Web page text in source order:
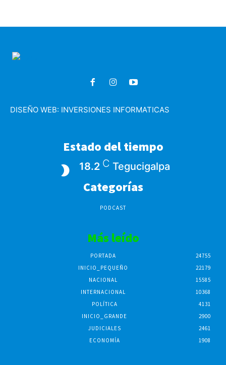
DISEÑO WEB: INVERSIONES INFORMATICAS
Estado del tiempo
18.2 C Tegucigalpa
Categorías
PODCAST
Más leído
PORTADA
24755
INICIO_PEQUEÑO
22179
NACIONAL
15585
INTERNACIONAL
10368
POLÍTICA
4131
INICIO_GRANDE
2900
JUDICIALES
2461
ECONOMÍA
1908